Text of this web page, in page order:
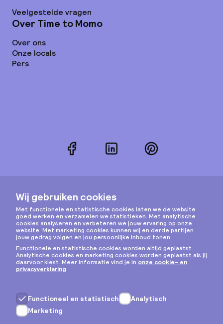
Veelgestelde vragen
Over Time to Momo
Over ons
Onze locals
Pers
FacebookLinkedInPinterest
Instagram
Privacy & cookies
Algemene voorwaarden